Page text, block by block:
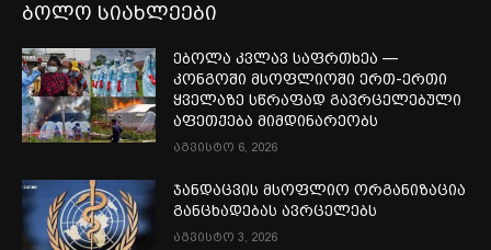
ბოლო სიახლეები
ებოლა კვლავ საფრთხეა —
კონგოში მსოფლიოში ერთ-ერთი
ყველაზე სწრაფად გავრცელებული
აფეთქება მიმდინარეობს
აგვისტო 6, 2026
ჯანდაცვის მსოფლიო ორგანიზაცია
განცხადებას ავრცელებს
აგვისტო 3, 2026